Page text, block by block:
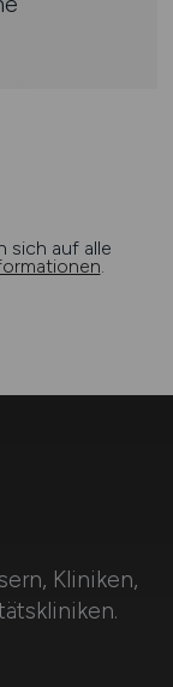
sich auf alle
Kliniken,